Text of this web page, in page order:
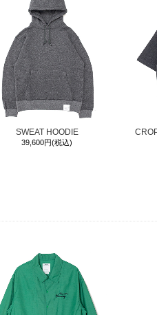
SWEAT HOODIE
39,600円(税込)